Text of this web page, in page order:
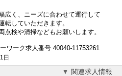
広く、ニーズに合わせて運行して
転していただきます。
検や清掃などもお願いします。
ワーク求人番号 40040-11753261
日
関連求人情報